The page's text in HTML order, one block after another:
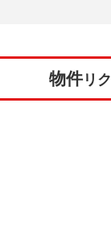
物件リ